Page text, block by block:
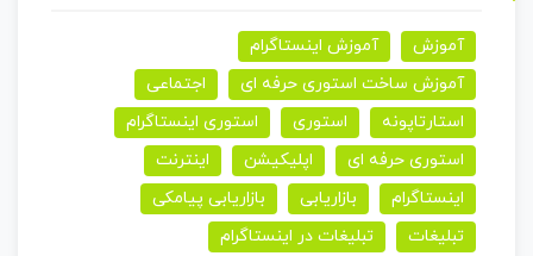
آموزش
آموزش اینستاگرام
آموزش ساخت استوری حرفه ای
اجتماعی
استارتاپونه
استوری
استوری اینستاگرام
استوری حرفه ای
اپلیکیشن
اینترنت
اینستاگرام
بازاریابی
بازاریابی پیامکی
تبلیغات
تبلیغات در اینستاگرام